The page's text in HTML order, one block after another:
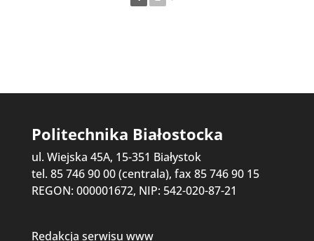
Politechnika Białostocka
ul. Wiejska 45A, 15-351 Białystok
tel. 85 746 90 00 (centrala), fax 85 746 90 15
REGON: 000001672, NIP: 542-020-87-21
Redakcja serwisu www